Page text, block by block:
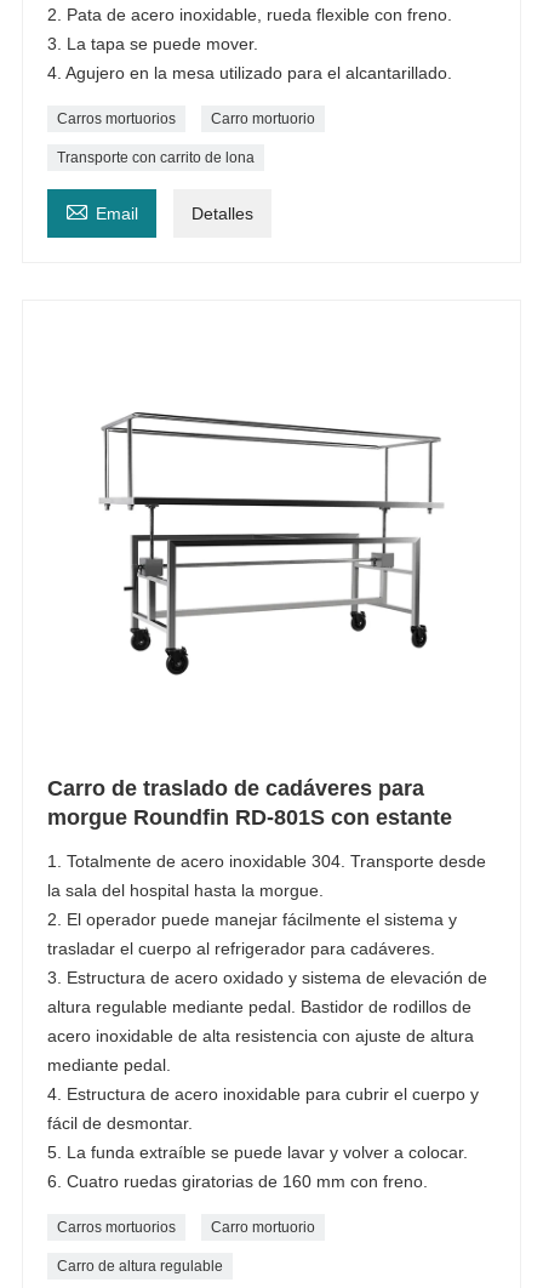
2. Pata de acero inoxidable, rueda flexible con freno.
3. La tapa se puede mover.
4. Agujero en la mesa utilizado para el alcantarillado.
Carros mortuorios Carro mortuorio
Transporte con carrito de lona
 Email Detalles
Carro de traslado de cadáveres para
morgue Roundfin RD-801S con estante
1. Totalmente de acero inoxidable 304. Transporte desde
la sala del hospital hasta la morgue.
2. El operador puede manejar fácilmente el sistema y
trasladar el cuerpo al refrigerador para cadáveres.
3. Estructura de acero oxidado y sistema de elevación de
altura regulable mediante pedal. Bastidor de rodillos de
acero inoxidable de alta resistencia con ajuste de altura
mediante pedal.
4. Estructura de acero inoxidable para cubrir el cuerpo y
fácil de desmontar.
5. La funda extraíble se puede lavar y volver a colocar.
6. Cuatro ruedas giratorias de 160 mm con freno.
Carros mortuorios Carro mortuorio
Carro de altura regulable